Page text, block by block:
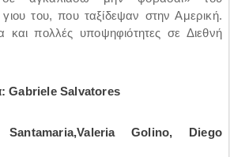
του, που ταξίδεψαν στην Αμερική.
και πολλές υποψηφιότητες σε Διεθνή
Gabriele Salvatores
Golino, Diego